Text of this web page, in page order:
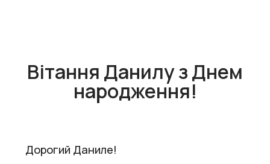
Вітання Данилу з Днем
народження!
Дорогий Даниле!